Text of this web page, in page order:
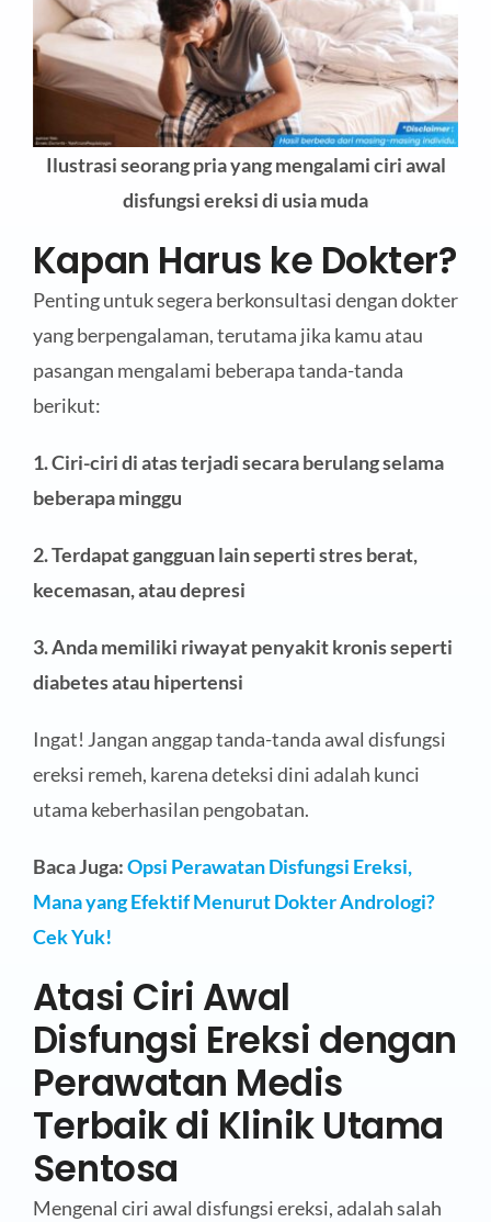
Ilustrasi seorang pria yang mengalami ciri awal
disfungsi ereksi di usia muda
Kapan Harus ke Dokter?
Penting untuk segera berkonsultasi dengan dokter
yang berpengalaman, terutama jika kamu atau
pasangan mengalami beberapa tanda-tanda
berikut:
1. Ciri-ciri di atas terjadi secara berulang selama
beberapa minggu
2. Terdapat gangguan lain seperti stres berat,
kecemasan, atau depresi
3. Anda memiliki riwayat penyakit kronis seperti
diabetes atau hipertensi
Ingat! Jangan anggap tanda-tanda awal disfungsi
ereksi remeh, karena deteksi dini adalah kunci
utama keberhasilan pengobatan.
Baca Juga:Opsi Perawatan Disfungsi Ereksi,
Mana yang Efektif Menurut Dokter Andrologi?
Cek Yuk!
Atasi Ciri Awal
Disfungsi Ereksi dengan
Perawatan Medis
Terbaik di Klinik Utama
Sentosa
Mengenal ciri awal disfungsi ereksi, adalah salah